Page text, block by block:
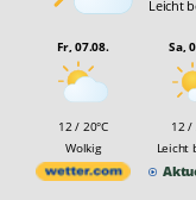
Leicht
Fr, 07.08.
12 / 20°C
Wolkig
Sa,
12 /
Leicht